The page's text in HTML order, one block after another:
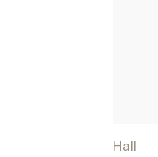
Hall